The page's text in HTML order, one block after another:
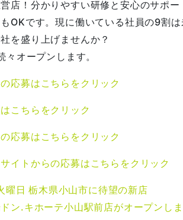
店！分かりやすい研修と安心のサポ
OKです。現に働いている社員の9割は
を盛り上げませんか？
オープンします。
応募はこちらをクリック
こちらをクリック
応募はこちらをクリック
イトからの応募はこちらをクリック
日 栃木県小山市に待望の新店
ン.キホーテ小山駅前店がオープンしま